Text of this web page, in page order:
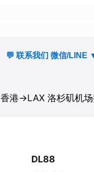
💬 联系我们 微信/LINE
香港→LAX 洛杉矶机场
DL88